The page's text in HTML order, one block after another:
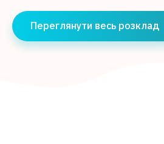
Переглянути весь розклад